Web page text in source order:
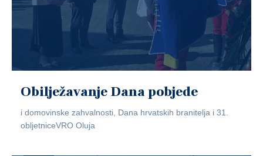
Obilježavanje Dana pobjede
i domovinske zahvalnosti, Dana hrvatskih branitelja i 31.
obljetniceVRO Oluja